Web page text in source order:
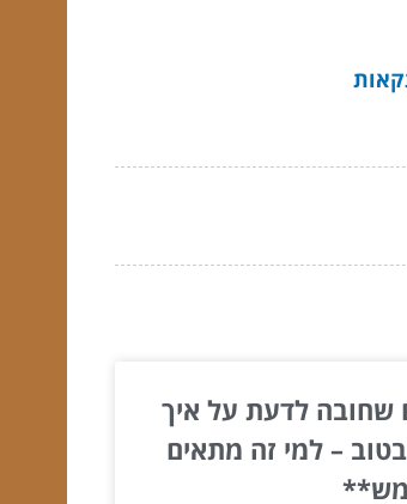
שחובה לדעת על איך
– למי זה מתאים